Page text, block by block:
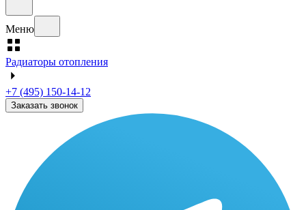
Меню
Радиаторы отопления
+7 (495) 150-14-12
Заказать звонок